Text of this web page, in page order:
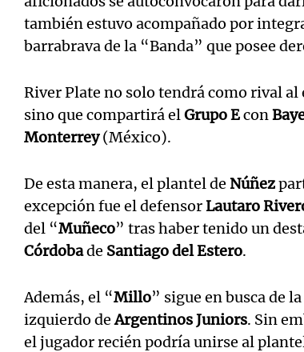
también estuvo acompañado por
barrabrava de la “Banda” que posee
River Plate no solo tendrá como rival
sino que compartirá elGrupo Econ
Monterrey(México).
De esta manera, el plantel de Núñez
excepción fue el defensorLautaro
del “Muñeco” tras haber tenido un
Córdobade Santiago del Estero.
Además, el “Millo” sigue en busca de
izquierdo deArgentinos Juniors. Sin
el jugador recién podría unirse al